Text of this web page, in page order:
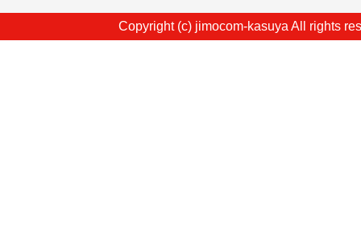
Copyright (c) jimocom-kasuya All rights